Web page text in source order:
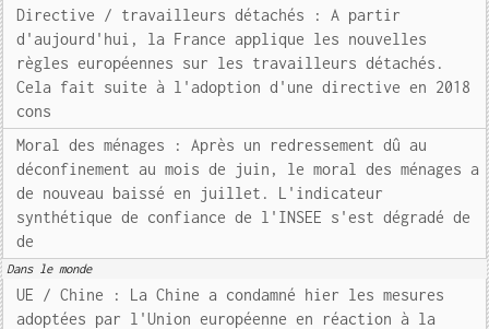
Directive / travailleurs détachés : A partir
d'aujourd'hui, la France applique les nouvelles
règles européennes sur les travailleurs détachés.
Cela fait suite à l'adoption d'une directive en 2018
cons
Moral des ménages : Après un redressement dû au
déconfinement au mois de juin, le moral des ménages a
de nouveau baissé en juillet. L'indicateur
synthétique de confiance de l'INSEE s'est dégradé de
de
Dans le monde
UE / Chine : La Chine a condamné hier les mesures
adoptées par l'Union européenne en réaction à la